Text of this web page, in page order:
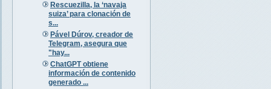
Rescuezilla, la ‘navaja
suiza’ para clonación de
s...
Pável Dúrov, creador de
Telegram, asegura que
"hay...
ChatGPT obtiene
información de contenido
generado ...